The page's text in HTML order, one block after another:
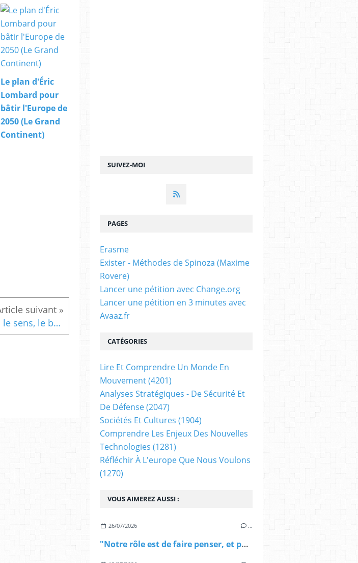
Le plan d'Éric
Lombard pour
bâtir l'Europe de
2050 (Le Grand
Continent)
" Quel est donc le sens, le but, la signification de la vie ? ..." (Hans Küng, « Faire confiance à la vie »)
SUIVEZ-MOI
VOUS AIMEREZ AUSSI :
26/07/2026 …
"Notre rôle est de faire penser, et pour les plus grands élèves, d’inquiéter l’intelligence plus que de la satisfaire." (Gustave Monod)
PAGES
Erasme
Exister - Méthodes de Spinoza (Maxime
Rovere)
Lancer une pétition avec Change.org
Lancer une pétition en 3 minutes avec
Avaaz.fr
CATÉGORIES
Lire Et Comprendre Un Monde En
Mouvement(4201)
Analyses Stratégiques - De Sécurité Et
De Défense(2047)
Sociétés Et Cultures (1904)
Comprendre Les Enjeux Des Nouvelles
Technologies (1281)
Réfléchir À L'europe Que Nous Voulons
(1270)